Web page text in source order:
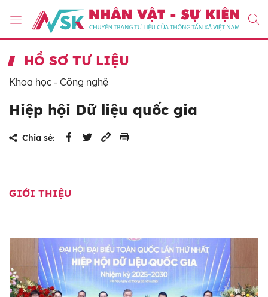
HỒ SƠ TƯ LIỆU
Khoa học - Công nghệ
Hiệp hội Dữ liệu quốc gia
Chia sẻ:
GIỚI THIỆU